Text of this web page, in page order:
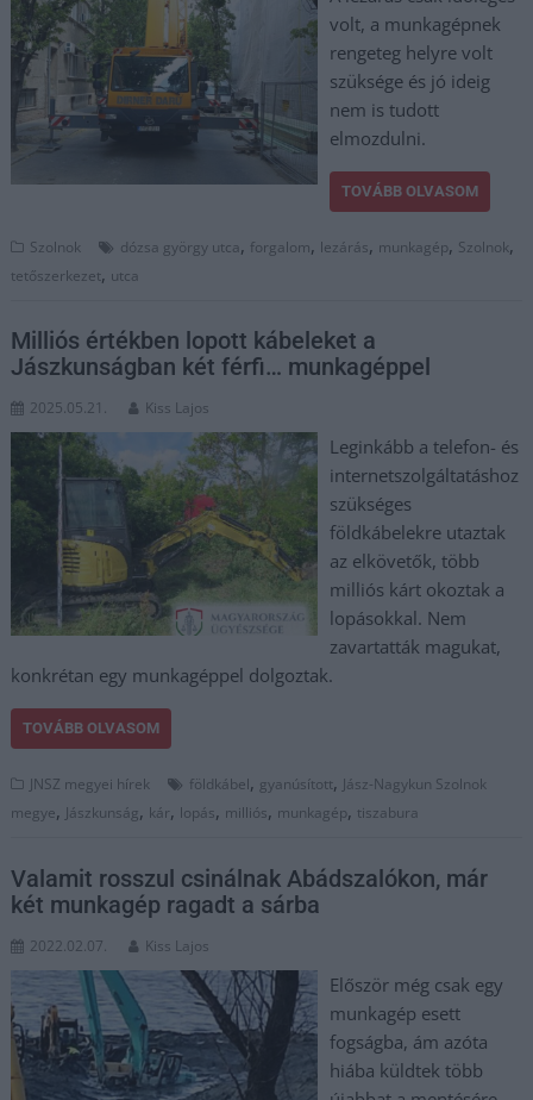
volt, a munkagépnek
rengeteg helyre volt
szüksége és jó ideig
nem is tudott
elmozdulni.
TOVÁBB OLVASOM
Szolnok dózsa györgy utca, forgalom, lezárás, munkagép, Szolnok,
tetőszerkezet, utca
Milliós értékben lopott kábeleket a
Jászkunságban két férfi… munkagéppel
2025.05.21. Kiss Lajos
Leginkább a telefon- és
internetszolgáltatáshoz
szükséges
földkábelekre utaztak
az elkövetők, több
milliós kárt okoztak a
lopásokkal. Nem
zavartatták magukat,
konkrétan egy munkagéppel dolgoztak.
TOVÁBB OLVASOM
JNSZ megyei hírek földkábel, gyanúsított, Jász-Nagykun Szolnok
megye, Jászkunság, kár, lopás, milliós, munkagép, tiszabura
Valamit rosszul csinálnak Abádszalókon, már
két munkagép ragadt a sárba
2022.02.07. Kiss Lajos
Először még csak egy
munkagép esett
fogságba, ám azóta
hiába küldtek több